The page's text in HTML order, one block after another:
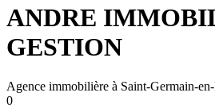
ANDRE
GESTION
Agence immobilière à Saint-Germain-
0